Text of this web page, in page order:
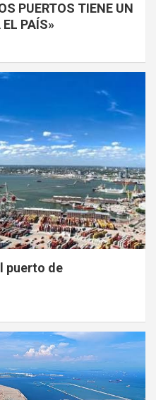
PUERTOS TIENE UN
PAÍS»
puerto de